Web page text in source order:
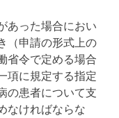
あった場合におい
（申請の形式上の
省令で定める場合
項に規定する指定
の患者について支
なければならな